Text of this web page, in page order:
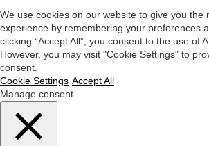
We use cookies on our website to give you the
experience by remembering your preferences
clicking “Accept All”, you consent to the use of
However, you may visit "Cookie Settings" to
consent.
Cookie Settings Accept All
Manage consent